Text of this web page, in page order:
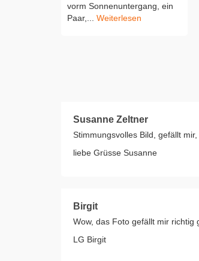
vorm Sonnenuntergang, ein
Paar,... Weiterlesen
Susanne Zeltner
Stimmungsvolles Bild, gefällt mir,
liebe Grüsse Susanne
Birgit
Wow, das Foto gefällt mir richtig
LG Birgit